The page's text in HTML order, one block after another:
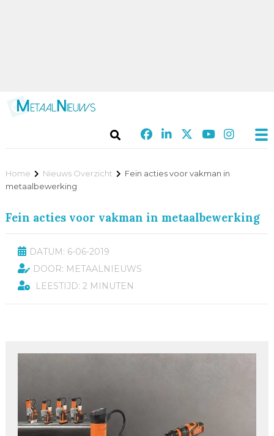
Home Nieuws Overzicht
Fein acties voor vakman in
metaalbewerking
Fein acties voor vakman in metaalbewerking
DATUM: 6-06-2019
DOOR: METAALNIEUWS
LEESTIJD: 2 MINUTEN